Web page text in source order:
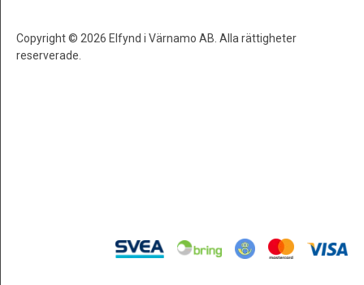
Copyright © 2026 Elfynd i Värnamo AB. Alla rättigheter
reserverade.